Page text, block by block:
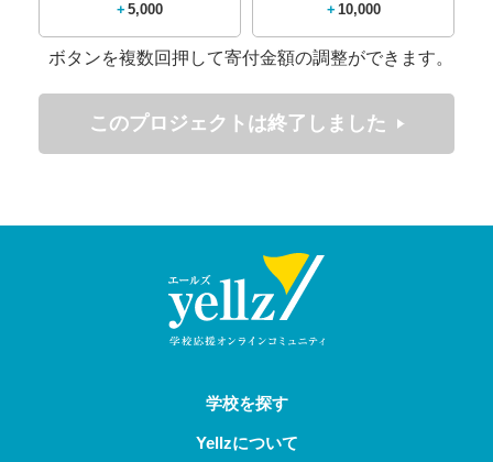
当に嬉しいです！！
ボールについて動いて参りま
す！
創部1年 平良中ハンド部
+5,000 +10,000
ボタンを複数回押して寄付金額の調整ができます。
このプロジェクトは終了しました
学校を探す
Yellzについて